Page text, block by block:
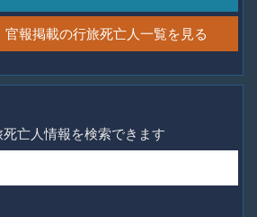
官報掲載の行旅死亡人一覧を見る
亡人情報を検索できます